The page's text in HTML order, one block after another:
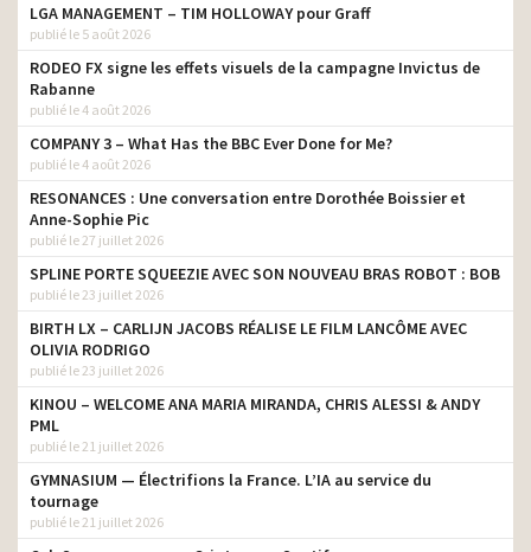
LGA MANAGEMENT – TIM HOLLOWAY pour Graff
publié le 5 août 2026
RODEO FX signe les effets visuels de la campagne Invictus de
Rabanne
publié le 4 août 2026
COMPANY 3 – What Has the BBC Ever Done for Me?
publié le 4 août 2026
RESONANCES : Une conversation entre Dorothée Boissier et
Anne-Sophie Pic
publié le 27 juillet 2026
SPLINE PORTE SQUEEZIE AVEC SON NOUVEAU BRAS ROBOT : BOB
publié le 23 juillet 2026
BIRTH LX – CARLIJN JACOBS RÉALISE LE FILM LANCÔME AVEC
OLIVIA RODRIGO
publié le 23 juillet 2026
KINOU – WELCOME ANA MARIA MIRANDA, CHRIS ALESSI & ANDY
PML
publié le 21 juillet 2026
GYMNASIUM — Électrifions la France. L’IA au service du
tournage
publié le 21 juillet 2026